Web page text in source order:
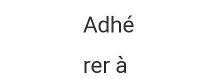
Adhé
rer à